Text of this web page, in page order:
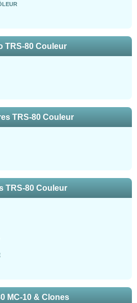
TRS-80 Couleur
TRS-80 Couleur
TRS-80 Couleur
MC-10 & Clones